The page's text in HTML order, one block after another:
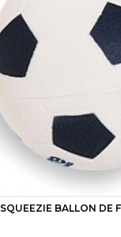
SQUEEZIE BALLON DE